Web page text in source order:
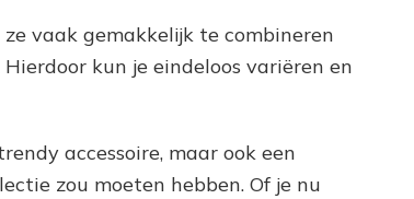
vaak gemakkelijk te combineren
kun je eindeloos variëren en
accessoire, maar ook een
zou moeten hebben. Of je nu